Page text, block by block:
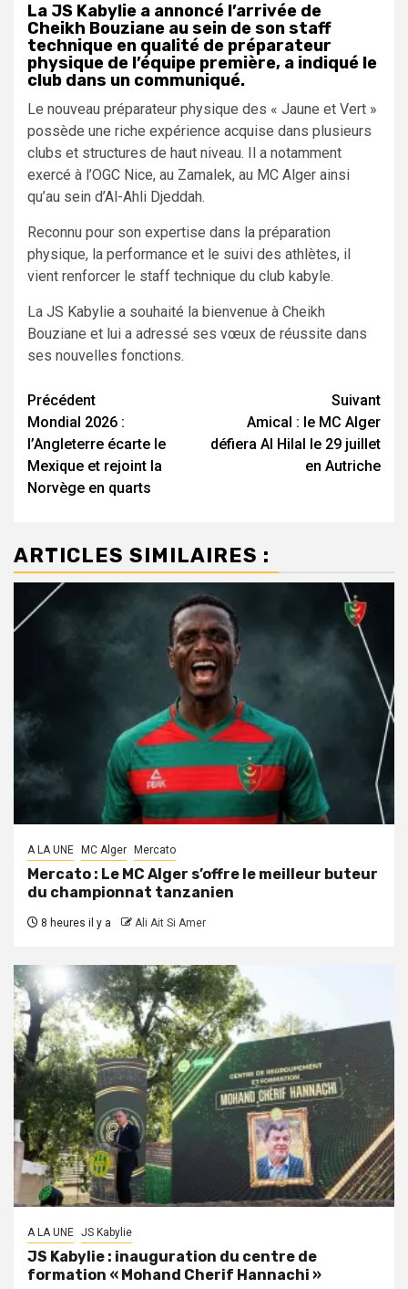
La JS Kabylie a annoncé l’arrivée de
Cheikh Bouziane au sein de son staff
technique en qualité de préparateur
physique de l’équipe première, a indiqué le
club dans un communiqué.
Le nouveau préparateur physique des « Jaune et Vert »
possède une riche expérience acquise dans plusieurs
clubs et structures de haut niveau. Il a notamment
exercé à l’OGC Nice, au Zamalek, au MC Alger ainsi
qu’au sein d’Al-Ahli Djeddah.
Reconnu pour son expertise dans la préparation
physique, la performance et le suivi des athlètes, il
vient renforcer le staff technique du club kabyle.
La JS Kabylie a souhaité la bienvenue à Cheikh
Bouziane et lui a adressé ses vœux de réussite dans
ses nouvelles fonctions.
Navigation
d’article
Précédent
Mondial 2026 :
l’Angleterre écarte le
Mexique et rejoint la
Norvège en quarts
Suivant
Amical : le MC Alger
défiera Al Hilal le 29 juillet
en Autriche
ARTICLES SIMILAIRES :
A LA UNE MC Alger Mercato
Mercato : Le MC Alger s’offre le meilleur buteur
du championnat tanzanien
8 heures il y a Ali Ait Si Amer
A LA UNE JS Kabylie
JS Kabylie : inauguration du centre de
formation « Mohand Cherif Hannachi »